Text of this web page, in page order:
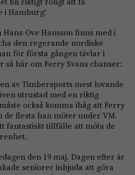
i Hamburg!
Ove Hansson finns med i
den regerande nordiske
för första gången tävlar i
så här om Ferry Svans chanser:
av Timbersports mest lovande
utrustad med en riktig
också komma ihåg att Ferry
de flesta han möter under VM.
fantastiskt tillfälle att möta de
den 19 maj. Dagen efter är
seniorer inbjuda att göra